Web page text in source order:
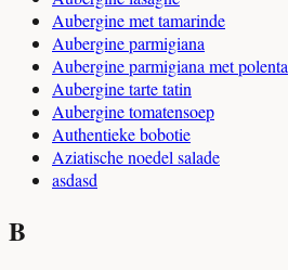
Aubergine met tamarinde
Aubergine parmigiana
Aubergine parmigiana met polenta
Aubergine tarte tatin
Aubergine tomatensoep
Authentieke bobotie
Aziatische noedel salade
asdasd
B